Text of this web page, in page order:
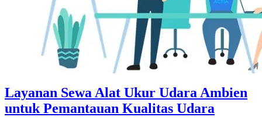
Layanan Sewa Alat Ukur Udara Ambien
untuk Pemantauan Kualitas Udara